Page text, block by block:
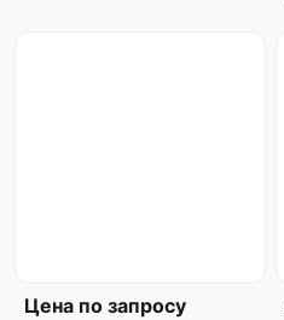
Цена по запросу